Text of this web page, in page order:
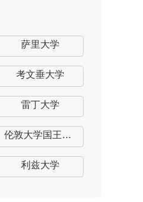
萨里大学
考文垂大学
雷丁大学
伦敦大学国王学院
利兹大学